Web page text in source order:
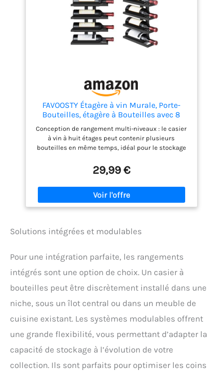
FAVOOSTY Étagère à vin Murale, Porte-
Bouteilles, étagère à Bouteilles avec 8
Niveaux, en métal, étagère à vin, pour
Salle à Manger, Chambre à Coucher, Cave
à vin, Noire
Conception de rangement multi-niveaux : le casier
à vin à huit étages peut contenir plusieurs
bouteilles en même temps, idéal pour le stockage
haute qualité est traité avec un artisanat délicat
pour assurer la durabilité et pas facile à rouiller et à
transporter. Gain de place : la conception murale
utilise pleinement l'espace vertical sur le mur et
convient aux petits appartements ou aux locaux
parfaitement à différents styles d'intérieur.
29,99 €
Solutions intégrées et modulables
Pour une intégration parfaite, les rangements
intégrés sont une option de choix. Un casier à
bouteilles peut être discrètement installé dans une
niche, sous un îlot central ou dans un meuble de
cuisine existant. Les systèmes modulables offrent
une grande flexibilité, vous permettant d’adapter la
capacité de stockage à l’évolution de votre
collection. Ils sont parfaits pour optimiser les coins